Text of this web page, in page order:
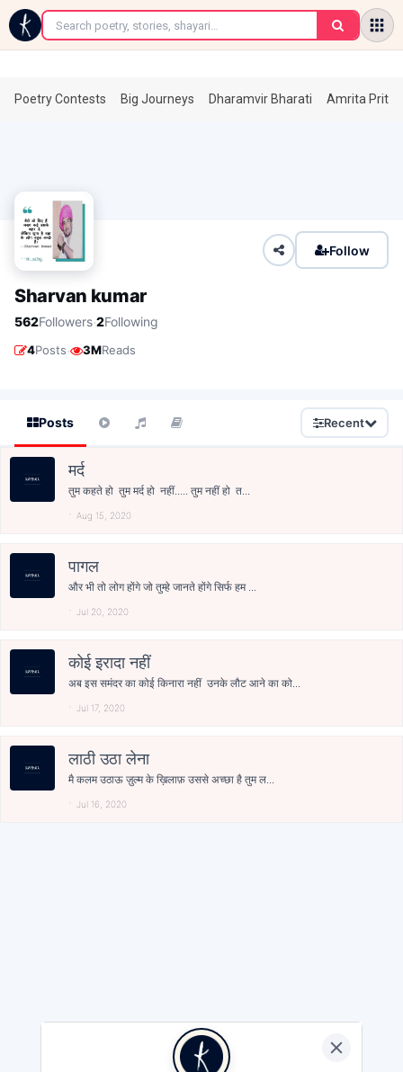
←
Poetry Contests Big Journeys Dharamvir Bharati Amrita
Follow
Sharvan kumar
562Followers·2Following
4Posts· 3MReads
Posts Recent
मर्द
तुम कहते हो तुम मर्द हो नहीं..... तुम नहीं हो त...
Aug 15, 2020
पागल
और भी तो लोग होंगे जो तुम्हे जानते होंगे सिर्फ हम ...
Jul 20, 2020
कोई इरादा नहीं
अब इस समंदर का कोई किनारा नहीं उनके लौट आने का को...
Jul 17, 2020
लाठी उठा लेना
मै कलम उठाऊ ज़ुल्म के ख़िलाफ़ उससे अच्छा है तुम ल...
Jul 16, 2020